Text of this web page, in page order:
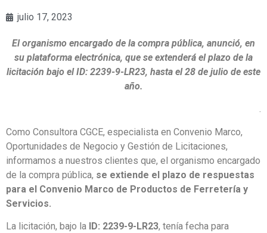
julio 17, 2023
El organismo encargado de la compra pública, anunció, en
su plataforma electrónica, que se extenderá el plazo de la
licitación bajo el ID: 2239-9-LR23, hasta el 28 de julio de este
año.
.
Como Consultora CGCE, especialista en Convenio Marco,
Oportunidades de Negocio y Gestión de Licitaciones,
informamos a nuestros clientes que, el organismo encargado
de la compra pública, se extiende el plazo de respuestas
para el Convenio Marco de Productos de Ferretería y
Servicios.
La licitación, bajo la ID: 2239-9-LR23, tenía fecha para